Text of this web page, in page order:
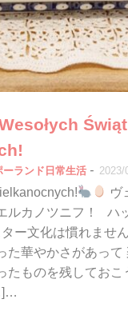
Świąt
ーランド日常生活 - 2023/
ヴ
ルカノツニフ！ ハ
ー文化は慣れませ
た華やかさがあって
たものを残しておこ